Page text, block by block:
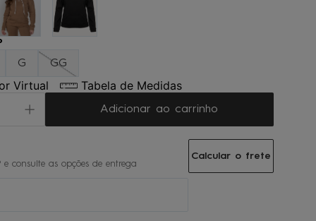
G GG
Virtual Tabela de Medidas
Adicionar ao carrinho
Calcular o frete